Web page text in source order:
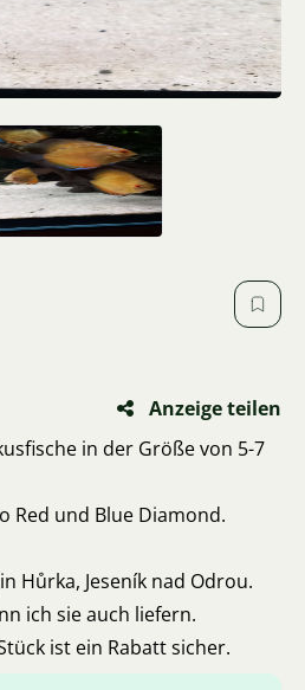
Anzeige teilen
in der Größe von 5-7
Red und Blue Diamond.
Hůrka, Jeseník nad Odrou.
ich sie auch liefern.
ist ein Rabatt sicher.